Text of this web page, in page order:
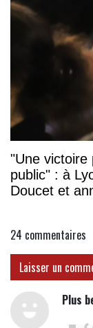
"Une victoire
public" : à
Doucet et
24 commentaires
Laisser un
Plus